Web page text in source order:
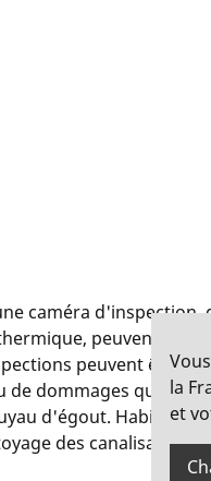
caméra d'inspection,
peuvent être
peuvent être
dommages qui
d'égout.
des canalisations.
la
et